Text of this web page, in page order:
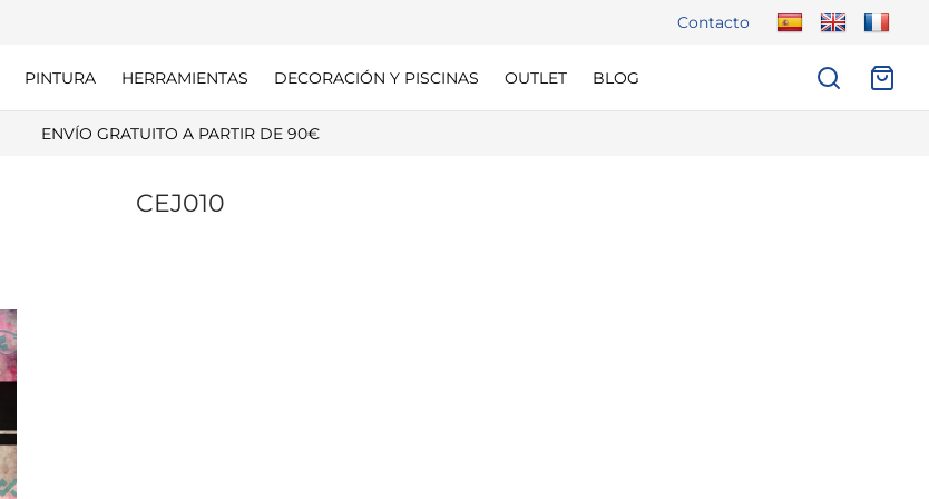
Contacto
PINTURA HERRAMIENTAS DECORACIÓN Y PISCINAS OUTLET BLOG
ENVÍO GRATUITO A PARTIR DE 90€
CEJ010